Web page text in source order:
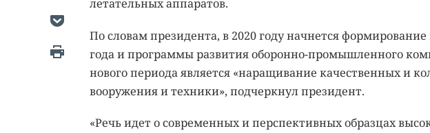
летательных аппаратов.
По словам президента, в 2020 году начнется
года и программы развития оборонно-промышленного
нового периода является «наращивание качественных и
вооружения и техники», подчеркнул президент.
«Речь идет о современных и перспективных образцах